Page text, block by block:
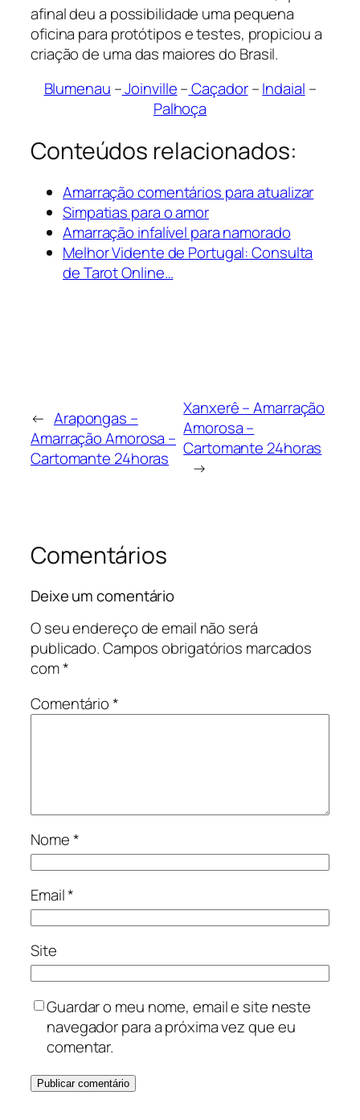
afinal deu a possibilidade uma pequena
oficina para protótipos e testes, propiciou a
criação de uma das maiores do Brasil.
Blumenau –Joinville–Caçador–Indaial –
Palhoça
Conteúdos relacionados:
Amarração comentários para atualizar
Simpatias para o amor
Amarração infalível para namorado
Melhor Vidente de Portugal: Consulta
de Tarot Online…
← Arapongas –
Amarração Amorosa –
Cartomante 24horas
Xanxerê – Amarração
Amorosa –
Cartomante 24horas
→
Comentários
Deixe um comentário
O seu endereço de email não será
publicado.Campos obrigatórios marcados
com*
Comentário*
Nome*
Email*
Site
Guardar o meu nome, email e site neste
navegador para a próxima vez que eu
comentar.